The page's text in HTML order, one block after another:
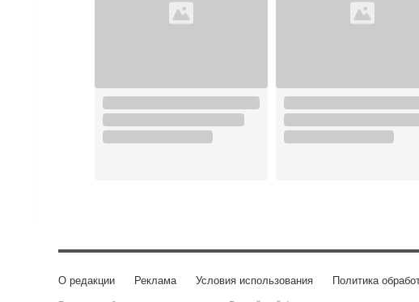
О редакции Реклама Условия использования Политика